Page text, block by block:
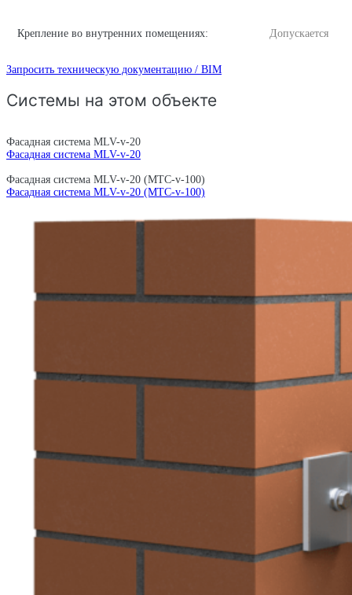
Крепление во внутренних помещениях: Допускается
Запросить техническую документацию / BIM
Системы на этом объекте
Фасадная система MLV-v-20
Фасадная система MLV-v-20
Фасадная система MLV-v-20 (MTC-v-100)
Фасадная система MLV-v-20 (MTC-v-100)